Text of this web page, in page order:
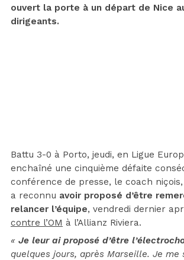
ouvert la porte à un départ de Nice
dirigeants.
Battu 3-0 à Porto, jeudi, en Ligue
enchaîné une cinquième défaite
conférence de presse, le coach
a reconnu avoir proposé d’être
relancer l’équipe, vendredi dernier
contre l’OM à l’Allianz Riviera.
« Je leur ai proposé d’être
quelques jours, après Marseille. Je me